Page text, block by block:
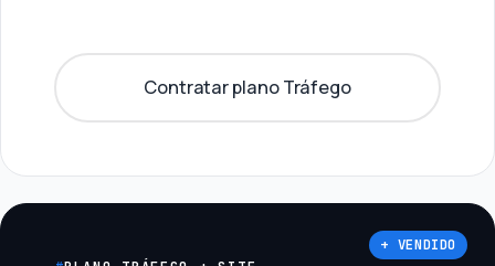
Contratar plano Tráfego
+ VENDIDO